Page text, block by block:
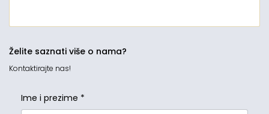
Želite saznati više o nama?
Kontaktirajte nas!
Ime i prezime *